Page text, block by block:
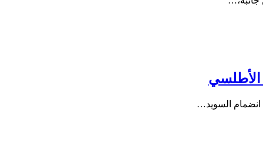
الأطلسي
انضمام السويد…